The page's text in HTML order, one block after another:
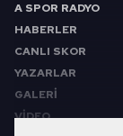
A SPOR RADYO
HABERLER
CANLI SKOR
YAZARLAR
GALERİ
VİDEO